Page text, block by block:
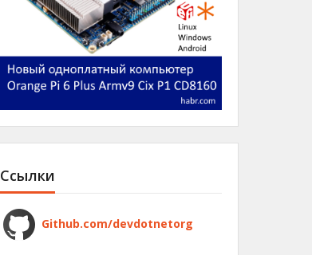
Ссылки
Github.com/devdotnetorg